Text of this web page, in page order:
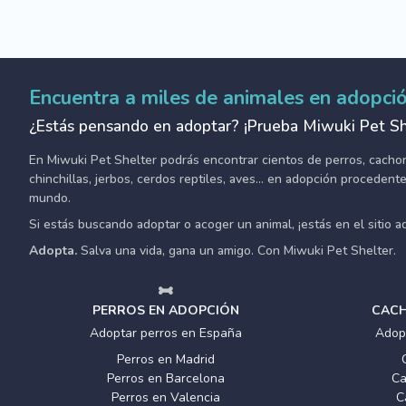
Encuentra a miles de animales en
¿Estás pensando en adoptar? ¡Prueba Miwuki Pet
En Miwuki Pet Shelter podrás encontrar cientos de perros,
chinchillas, jerbos, cerdos reptiles, aves... en adopción
mundo.
Si estás buscando adoptar o acoger un animal, ¡estás en el sitio
Adopta. Salva una vida, gana un amigo. Con Miwuki Pet Shelter.
PERROS EN ADOPCIÓN
Adoptar perros en España
Perros en Madrid
Perros en Barcelona
Perros en Valencia